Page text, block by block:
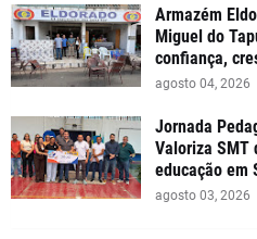
Armazém
Miguel do
confiança,
agosto 04, 2026
Jornada
Valoriza SMT
educação em
agosto 03, 2026